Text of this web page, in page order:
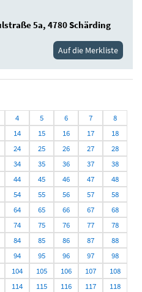
5a, 4780 Schärding
Auf die Merkliste
4 5 6 7
8
14 15 16 17
18
24 25 26 27
28
34 35 36 37
38
44 45 46 47
48
54 55 56 57
58
64 65 66 67
68
74 75 76 77
78
84 85 86 87
88
94 95 96 97
98
104 105 106 107
108
114 115 116 117
118